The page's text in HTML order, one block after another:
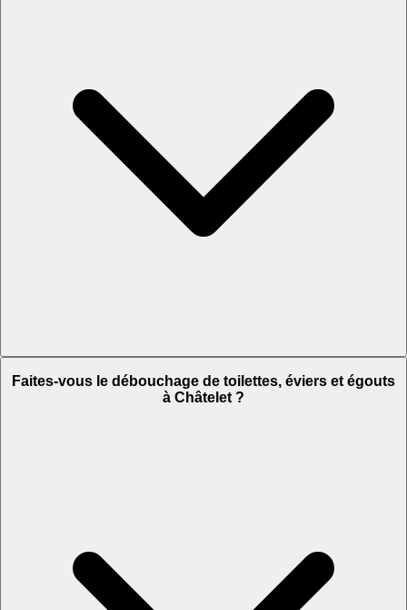
Faites-vous le débouchage de toilettes, éviers et égouts
à Châtelet ?